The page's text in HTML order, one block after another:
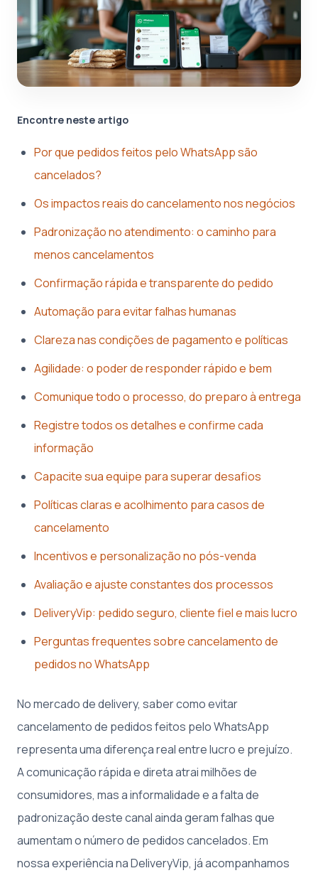
Encontre neste artigo
Por que pedidos feitos pelo WhatsApp são
cancelados?
Os impactos reais do cancelamento nos negócios
Padronização no atendimento: o caminho para
menos cancelamentos
Confirmação rápida e transparente do pedido
Automação para evitar falhas humanas
Clareza nas condições de pagamento e políticas
Agilidade: o poder de responder rápido e bem
Comunique todo o processo, do preparo à entrega
Registre todos os detalhes e confirme cada
informação
Capacite sua equipe para superar desafios
Políticas claras e acolhimento para casos de
cancelamento
Incentivos e personalização no pós-venda
Avaliação e ajuste constantes dos processos
DeliveryVip: pedido seguro, cliente fiel e mais lucro
Perguntas frequentes sobre cancelamento de
pedidos no WhatsApp
No mercado de delivery, saber como evitar
cancelamento de pedidos feitos pelo WhatsApp
representa uma diferença real entre lucro e prejuízo.
A comunicação rápida e direta atrai milhões de
consumidores, mas a informalidade e a falta de
padronização deste canal ainda geram falhas que
aumentam o número de pedidos cancelados. Em
nossa experiência na DeliveryVip, já acompanhamos